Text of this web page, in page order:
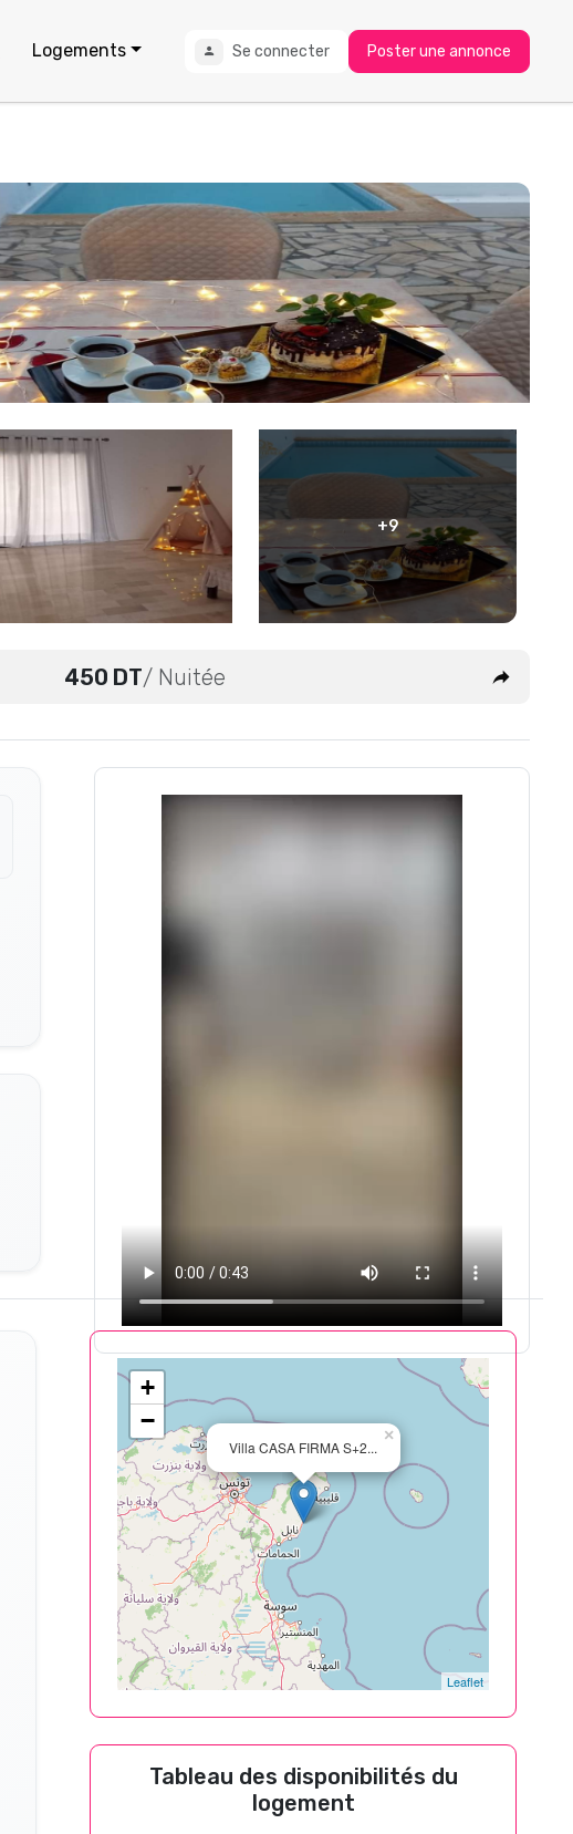
Logements Se connecter Poster une annonce
+9
450 DT/ Nuitée
Villa CASA FIRMA S+2...
×
+
−
Leaflet
Tableau des disponibilités du
logement